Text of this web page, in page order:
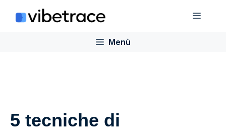
Menù
Menù
5 tecniche di